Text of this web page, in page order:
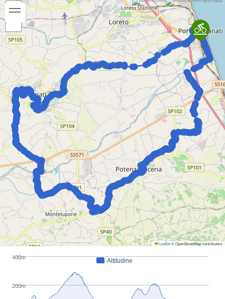
Leaflet© OpenStreetMap contributors
Altitudine
200m
400m